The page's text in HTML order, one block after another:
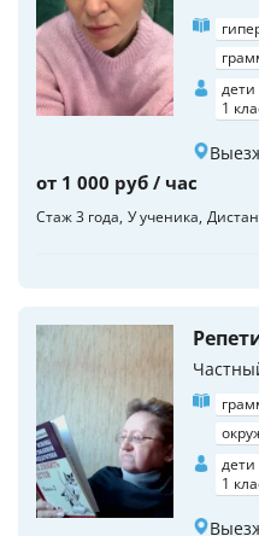
дети
1
от 1 000 руб / час
Стаж 3 года У ученика
дети
1